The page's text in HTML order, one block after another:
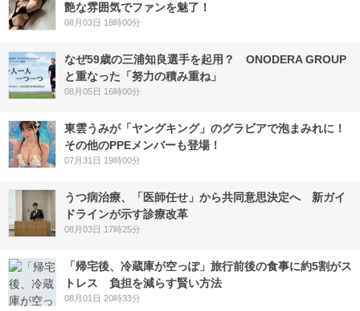
艶な雰囲気でファンを魅了！
08月03日 18時00分
なぜ59歳の三浦知良選手を起用？ ONODERA GROUP
と重なった「努力の積み重ね」
08月05日 16時00分
東雲うみが「ヤングキング」のグラビアで泡まみれに！
その他のPPEメンバーも登場！
07月31日 19時00分
うつ病治療、「医師任せ」から共同意思決定へ 新ガイ
ドラインが示す診療改革
08月03日 17時25分
「帰宅後、冷蔵庫が空っぽ」旅行前後の食事に約5割がス
トレス 負担を減らす賢い方法
08月01日 20時33分